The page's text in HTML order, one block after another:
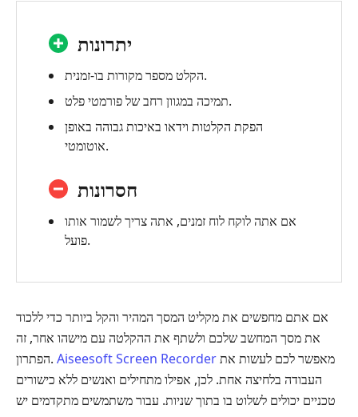
יתרונות
הקלט מספר מקורות בו-זמנית.
תמיכה במגוון רחב של פורמטי פלט.
הפקת הקלטות וידאו באיכות גבוהה באופן
אוטומטי.
חסרונות
אם אתה לוקח לוח זמנים, אתה צריך לשמור אותו
פועל.
אם אתם מחפשים את מקליט המסך המהיר והקל ביותר כדי ללכוד
את מסך המחשב שלכם ולשתף את ההקלטה עם מישהו אחר, זה
הפתרון. Aiseesoft Screen Recorder
העבודה בלחיצה אחת. לכן, אפילו מתחילים ואנשים ללא כישורים
טכניים יכולים לשלוט בו בתוך שניות. עבור משתמשים מתקדמים יש